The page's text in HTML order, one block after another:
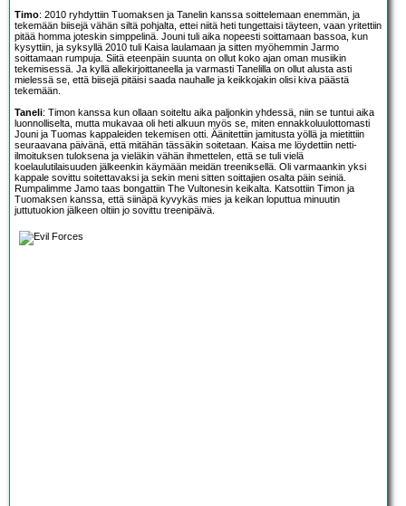
Timo: 2010 ryhdyttiin Tuomaksen ja Tanelin kanssa soittelemaan enemmän, ja
tekemään biisejä vähän siltä pohjalta, ettei niitä heti tungettaisi täyteen, vaan yritettiin
pitää homma joteskin simppelinä. Jouni tuli aika nopeesti soittamaan bassoa, kun
kysyttiin, ja syksyllä 2010 tuli Kaisa laulamaan ja sitten myöhemmin Jarmo
soittamaan rumpuja. Siitä eteenpäin suunta on ollut koko ajan oman musiikin
tekemisessä. Ja kyllä allekirjoittaneella ja varmasti Tanelilla on ollut alusta asti
mielessä se, että biisejä pitäisi saada nauhalle ja keikkojakin olisi kiva päästä
tekemään.
Taneli: Timon kanssa kun ollaan soiteltu aika paljonkin yhdessä, niin se tuntui aika
luonnolliselta, mutta mukavaa oli heti alkuun myös se, miten ennakkoluulottomasti
Jouni ja Tuomas kappaleiden tekemisen otti. Äänitettiin jamitusta yöllä ja mietittiin
seuraavana päivänä, että mitähän tässäkin soitetaan. Kaisa me löydettiin netti-
ilmoituksen tuloksena ja vieläkin vähän ihmettelen, että se tuli vielä
koelaulutilaisuuden jälkeenkin käymään meidän treeniksellä. Oli varmaankin yksi
kappale sovittu soitettavaksi ja sekin meni sitten soittajien osalta päin seiniä.
Rumpalimme Jamo taas bongattiin The Vultonesin keikalta. Katsottiin Timon ja
Tuomaksen kanssa, että siinäpä kyvykäs mies ja keikan loputtua minuutin
juttutuokion jälkeen oltiin jo sovittu treenipäivä.